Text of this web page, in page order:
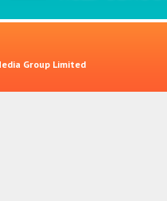
Group Limited